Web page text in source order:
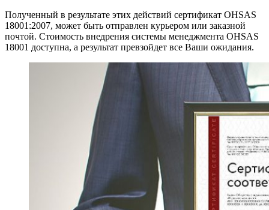
Полученный в результате этих действий сертификат OHSAS
18001:2007, может быть отправлен курьером или заказной
почтой. Стоимость внедрения системы менеджмента OHSAS
18001 доступна, а результат превзойдет все Ваши ожидания.